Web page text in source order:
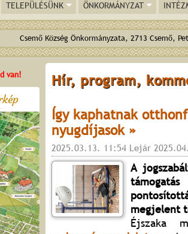
TELEPÜLÉSÜNK ÖNKORMÁNYZAT
Csemő Község Önkormányzata, 2713
van! Hír, program,
Így kaphatnak
nyugdíjasok »
2025.03.13. 11:54 Lejár
A
megjelent
Éjszaka